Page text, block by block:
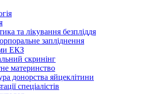
та лікування безпліддя
запліднення
ЕКЗ
скринінг
материнство
донорства яйцеклітини
спеціалістів